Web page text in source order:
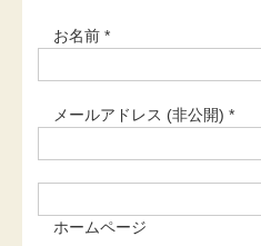
お名前 *
メールアドレス (非公開) *
ホームページ